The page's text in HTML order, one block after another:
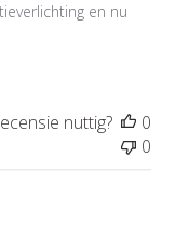
en nu
m
nuttig?
0
0